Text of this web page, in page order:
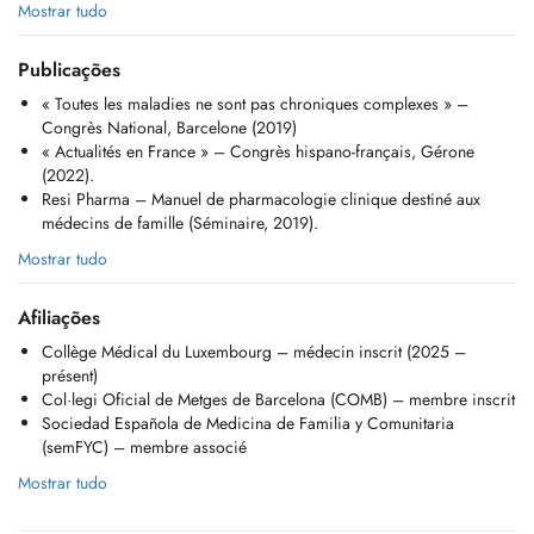
valide.
Tout rendez-vous manqué ou annulé moins de 24 heures à l'avance
pourra faire l'objet de frais d'annulation, non remboursés par la CNS.
Si vous devez annuler votre rendez-vous dans les 4 heures précédant
l'heure prévue en raison d'une urgence, merci d'envoyer un e-mail à
en précisant le motif.
Honoraires:
Les honoraires sont fixés conformément à la tarification officielle de la
CNS. Un supplément (CP1) peut être appliqué dans certaines
situations, par exemple lorsqu'un retard entraîne une consultation plus
longue ou plus complexe.
Merci de votre compréhension et de votre coopération.
........................................................................................................
..........................
Mostrar tudo
Publicações
« Toutes les maladies ne sont pas chroniques complexes » –
Congrès National, Barcelone (2019)
« Actualités en France » – Congrès hispano-français, Gérone
(2022).
Resi Pharma – Manuel de pharmacologie clinique destiné aux
médecins de famille (Séminaire, 2019).
Mostrar tudo
Afiliações
Collège Médical du Luxembourg – médecin inscrit (2025 –
présent)
Col·legi Oficial de Metges de Barcelona (COMB) – membre inscrit
Sociedad Española de Medicina de Familia y Comunitaria
(semFYC) – membre associé
Mostrar tudo